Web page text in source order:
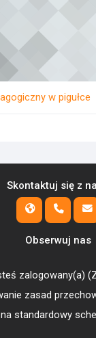
w pigułce
Skontaktuj się z
Obserwuj nas
zalogowany(a) (
zasad
na standardowy